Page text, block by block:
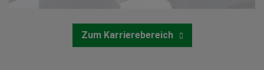
Zum Karrierebereich